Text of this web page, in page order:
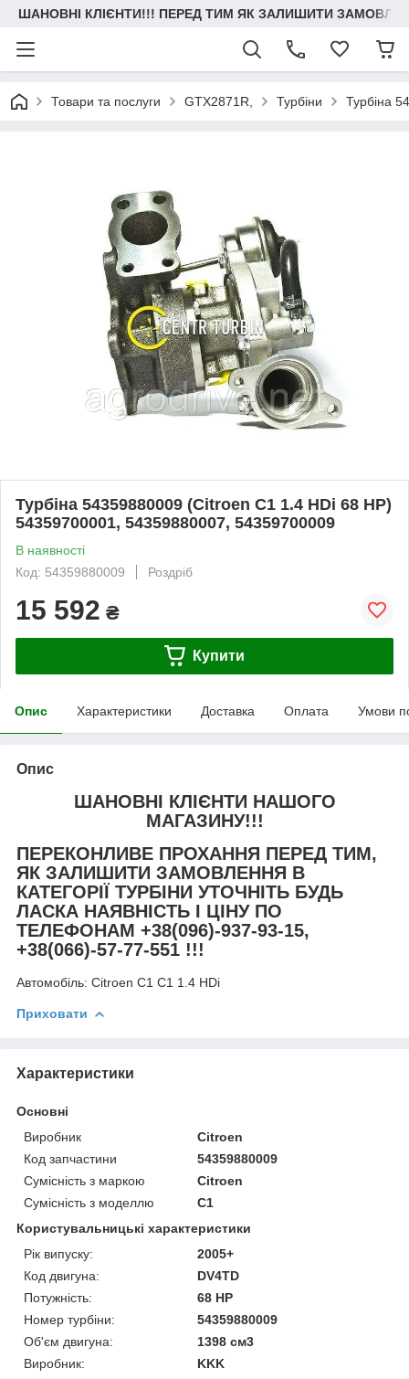
ШАНОВНІ КЛІЄНТИ!!! ПЕРЕД ТИМ ЯК ЗАЛИШИТИ
Товари та послуги GTX2871R, Турбіни Турбіна
Турбіна 54359880009 (Citroen C1 1.4 HDi 68 HP)
54359700001, 54359880007, 54359700009
В наявності
Код: 54359880009
Роздріб
15 592 ₴
Купити
Опис Характеристики Доставка Оплата Умови
Опис
ШАНОВНІ КЛІЄНТИ НАШОГО
МАГАЗИНУ!!!
ПЕРЕКОНЛИВЕ ПРОХАННЯ ПЕРЕД ТИМ,
ЯК ЗАЛИШИТИ ЗАМОВЛЕННЯ В
КАТЕГОРІЇ ТУРБІНИ УТОЧНІТЬ БУДЬ
ЛАСКА НАЯВНІСТЬ І ЦІНУ ПО
ТЕЛЕФОНАМ +38(096)-937-93-15,
+38(066)-57-77-551 !!!
Автомобіль: Citroen C1 C1 1.4 HDi
Приховати
Характеристики
Основні
Виробник
Citroen
Код запчастини
54359880009
Сумісність з маркою
Citroen
Сумісність з моделлю
C1
Користувальницькі характеристики
Рік випуску:
2005+
Код двигуна:
DV4TD
Потужність:
68 HP
Номер турбіни:
54359880009
Об'єм двигуна:
1398 см3
Виробник:
KKK